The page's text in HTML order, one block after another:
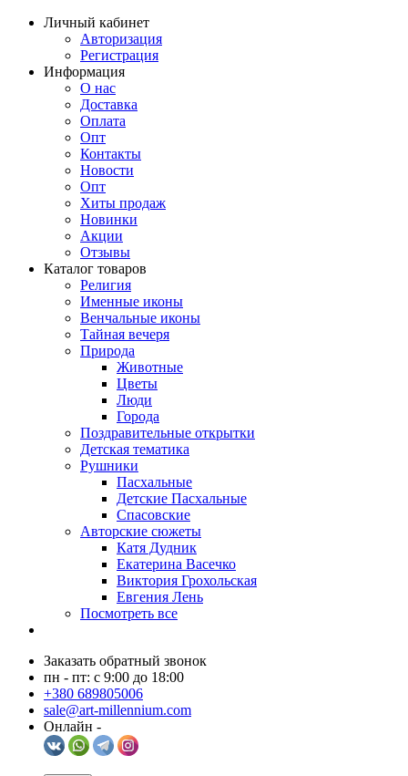
Личный кабинет
Авторизация
Регистрация
Информация
О нас
Доставка
Оплата
Опт
Контакты
Новости
Опт
Хиты продаж
Новинки
Акции
Отзывы
Каталог товаров
Религия
Именные иконы
Венчальные иконы
Тайная вечеря
Природа
Животные
Цветы
Люди
Города
Поздравительные открытки
Детская тематика
Рушники
Пасхальные
Детские Пасхальные
Спасовские
Авторские сюжеты
Катя Дудник
Екатерина Васечко
Виктория Грохольская
Евгения Лень
Посмотреть все
Заказать обратный звонок
пн - пт: с 9:00 до 18:00
+380 689805006
sale@art-millennium.com
Онлайн -